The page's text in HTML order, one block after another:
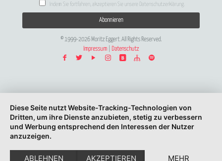
Indem Sie fortfahren, akzeptieren Sie unsere Datenschutzerklärung.
© 1999-2026 Moritz Eggert. All Rights Reserved.
Impressum
Datenschutz
Diese Seite nutzt Website-Tracking-Technologien von
Dritten, um ihre Dienste anzubieten, stetig zu verbessern
und Werbung entsprechend den Interessen der Nutzer
anzuzeigen.
ABLEHNEN AKZEPTIEREN MEHR